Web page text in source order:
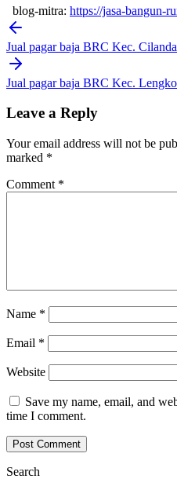
blog-mitra: https://jasa-bangun-
Post
navigation
Jual pagar baja BRC Kec.
Jual pagar baja BRC Kec.
Leave a Reply
Your email address will not be
marked *
Comment *
Name *
Email *
Website
Save my name, email, and
time I comment.
Search